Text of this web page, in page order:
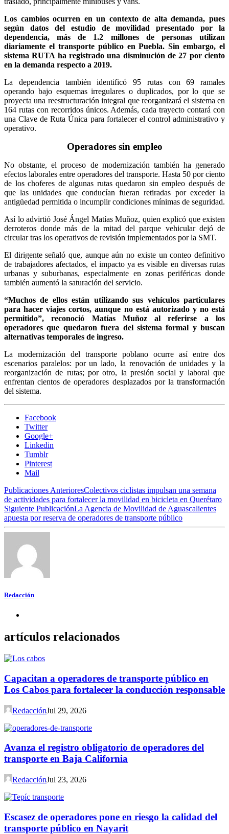
Los cambios ocurren en un contexto de alta demanda, pues
según datos del estudio de movilidad presentado por la
dependencia, más de 1.2 millones de personas utilizan
diariamente el transporte público en Puebla. Sin embargo, el
sistema RUTA ha registrado una disminución de 27 por ciento
en la demanda respecto a 2019.
La dependencia también identificó 95 rutas con 69 ramales
operando bajo esquemas irregulares o duplicados, por lo que se
proyecta una reestructuración integral que reorganizará el sistema en
164 rutas con recorridos únicos. Además, cada trayecto contará con
una Clave de Ruta Única para fortalecer el control administrativo y
operativo.
Operadores sin empleo
No obstante, el proceso de modernización también ha generado
efectos laborales entre operadores del transporte. Hasta 50 por ciento
de los choferes de algunas rutas quedaron sin empleo después de
que las unidades que conducían fueran retiradas por exceder la
antigüedad permitida o incumplir condiciones mínimas de seguridad.
Así lo advirtió José Ángel Matías Muñoz, quien explicó que existen
derroteros donde más de la mitad del parque vehicular dejó de
circular tras los operativos de revisión implementados por la SMT.
El dirigente señaló que, aunque aún no existe un conteo definitivo
de trabajadores afectados, el impacto ya es visible en diversas rutas
urbanas y suburbanas, especialmente en zonas periféricas donde
también aumentó la saturación del servicio.
“Muchos de ellos están utilizando sus vehículos particulares
para hacer viajes cortos, aunque no está autorizado y no está
permitido”, reconoció Matías Muñoz al referirse a los
operadores que quedaron fuera del sistema formal y buscan
alternativas temporales de ingreso.
La modernización del transporte poblano ocurre así entre dos
escenarios paralelos: por un lado, la renovación de unidades y la
reorganización de rutas; por otro, la presión social y laboral que
enfrentan cientos de operadores desplazados por la transformación
del sistema.
Facebook
Twitter
Google+
Linkedin
Tumblr
Pinterest
Mail
Publicaciones AnterioresColectivos ciclistas impulsan una semana
de actividades para fortalecer la movilidad en bicicleta en Querétaro
Siguiente PublicaciónLa Agencia de Movilidad de Aguascalientes
apuesta por reserva de operadores de transporte público
Redacción
artículos relacionados
Capacitan a operadores de transporte público en
Los Cabos para fortalecer la conducción responsable
RedacciónJul 29, 2026
Avanza el registro obligatorio de operadores del
transporte en Baja California
RedacciónJul 23, 2026
Escasez de operadores pone en riesgo la calidad del
transporte público en Nayarit